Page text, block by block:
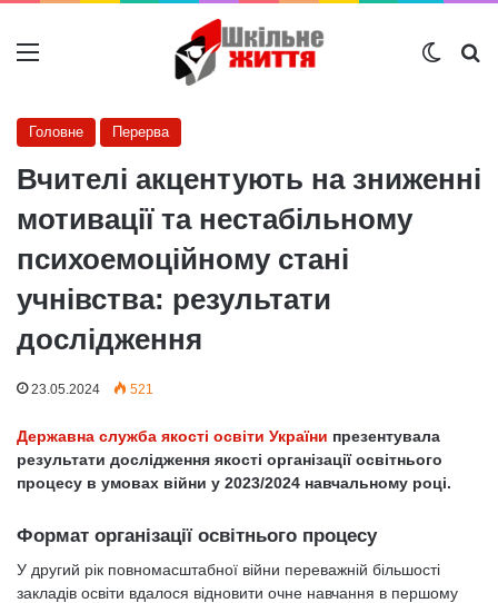
Меню
Головне Перерва
Вчителі акцентують на зниженні
мотивації та нестабільному
психоемоційному стані
учнівства: результати
дослідження
23.05.2024 521
Державна служба якості освіти України презентувала
результати дослідження якості організації освітнього
процесу в умовах війни у 2023/2024 навчальному році.
Формат організації освітнього процесу
У другий рік повномасштабної війни переважній більшості
закладів освіти вдалося відновити очне навчання в першому